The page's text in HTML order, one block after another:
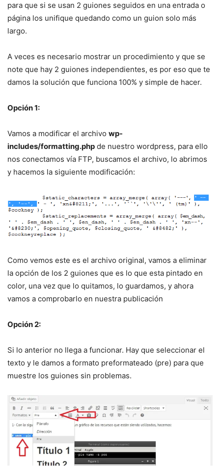
para que si se usan 2 guiones seguidos en una entrada o
página los unifique quedando como un guion solo más
largo.
A veces es necesario mostrar un procedimiento y que se
note que hay 2 guiones independientes, es por eso que te
damos la solución que funciona 100% y simple de hacer.
Opción 1:
Vamos a modificar el archivo wp-
includes/formatting.php de nuestro wordpress, para ello
nos conectamos vía FTP, buscamos el archivo, lo abrimos
y hacemos la siguiente modificación:
Como vemos este es el archivo original, vamos a eliminar
la opción de los 2 guiones que es lo que esta pintado en
color, una vez que lo quitamos, lo guardamos, y ahora
vamos a comprobarlo en nuestra publicación
Opción 2:
Si lo anterior no llega a funcionar. Hay que seleccionar el
texto y le damos a formato preformateado (pre) para que
muestre los guiones sin problemas.